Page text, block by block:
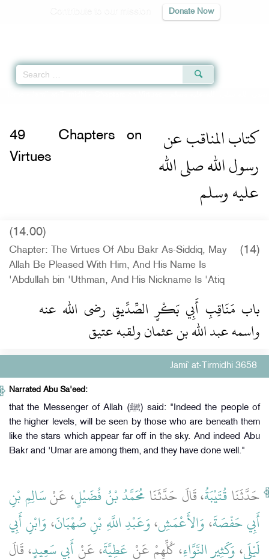
Donate Now
كتاب المناقب عن
رسول الله صلى الله
عليه وسلم
49
Chapters on
Virtues
(14.00)
Chapter: The Virtues Of Abu Bakr As-Siddiq, May
Allah Be Pleased With Him, And His Name Is
'Abdullah bin 'Uthman, And His Nickname Is 'Atiq
(14)
باب مَنَاقِبِ أَبِي بَكْرٍ الصِّدِّيقِ رضى الله عنه
واسمه عبد الله بن عثمان ولقبه عتيق
Jami` at-Tirmidhi 3658
Narrated Abu Sa'eed:
that the Messenger of Allah (ﷺ) said: "Indeed the people of
the higher levels, will be seen by those who are beneath them
like the stars which appear far off in the sky. And indeed Abu
Bakr and 'Umar are among them, and they have done well."
حَدَّثَنَاقُتَيْبَةُ، قَالَ حَدَّثَنَامُحَمَّدُ بْنُ فُضَيْلٍ، عَنْسَالِمِ بْنِ
أَبِي حَفْصَةَ،وَالأَعْمَشِ،وَعَبْدِ اللَّهِ بْنِ صُهْبَانَ،وَابْنِ أَبِي
لَيْلَى،وَكَثِيرٍ النَّوَّاءِ، كُلِّهِمْ عَنْ عَطِيَّةَ، عَنْ أَبِي سَعِيدٍ، قَالَ